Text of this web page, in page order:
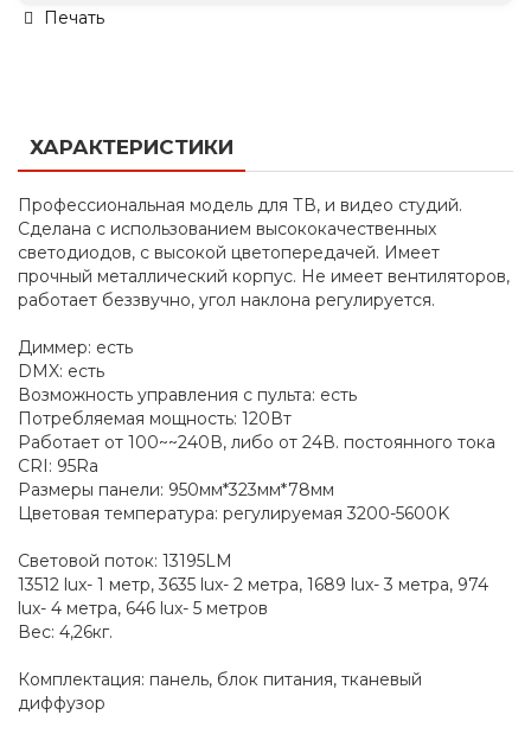
Печать
ХАРАКТЕРИСТИКИ
Профессиональная модель для ТВ, и видео студий.
Сделана c использованием высококачественных
светодиодов, с высокой цветопередачей. Имеет
прочный металлический корпус. Не имеет вентиляторов,
работает беззвучно, угол наклона регулируется.
Диммер: есть
DMX: есть
Возможность управления с пульта: есть
Потребляемая мощность: 120Вт
Работает от 100~~240В, либо от 24В. постоянного тока
CRI: 95Ra
Размеры панели: 950мм*323мм*78мм
Цветовая температура: регулируемая 3200-5600K
Световой поток: 13195LM
13512 lux- 1 метр, 3635 lux- 2 метра, 1689 lux- 3 метра, 974
lux- 4 метра, 646 lux- 5 метров
Вес: 4,26кг.
Комплектация: панель, блок питания, тканевый
диффузор